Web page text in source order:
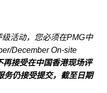
活动，您必须在PMG中
December On-site
再接受在中国香港现场评
务仍接受提交，截至日期